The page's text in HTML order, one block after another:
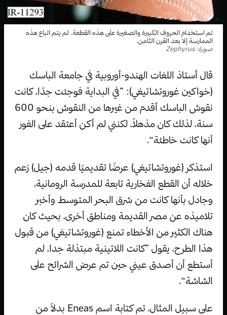
تم استخدام الحروف الكبيرة والصغيرة على هذه القطعة. لم يتم اتباع هذه
الممارسة إلا بعد القرن الثامن.
صورة: Zephyrus
قال أستاذ اللغات الهندو-أوروبية في جامعة الباسك
(خواكين غوروتشاتيغي): ”في البداية فوجئت جدًا، كانت
نقوش الباسك أقدم من غيرها من النقوش بنحو 600
سنة، لذلك كان مذهلاً، لكنني لم أكن أعتقد على الفور
أنها كانت خاطئة“.
استذكر (غوروتشاتيغي) عرضًا تقديميًا قدمه (جيل) زعم
خلاله أن القطع الفخارية تابعة للمدرسة الرومانية،
وجادل بأنها كانت من شرق البحر المتوسط ​​وأخبر
تلاميذه عن مصر القديمة ومناطق أخرى، بحيث كان
هناك الكثير من الأخطاء تمنع (غوروتشاتيغي) من قبول
هذا الطرح، يقول ”كانت اللاتينية مبتذلة جدا، لم
أستطع أن أصدق عيني حين تم عرض الشرائح على
الشاشة“.
على سبيل المثال، تم كتابة اسم Eneas بدلاً من